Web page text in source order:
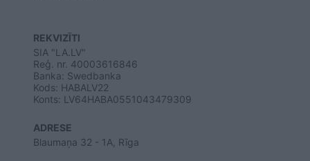
REKVIZĪTI
SIA "LA.LV"
Reģ. nr. 40003616846
Banka: Swedbanka
Kods: HABALV22
Konts: LV64HABA0551043479309
ADRESE
Blaumaņa 32 - 1A, Rīga